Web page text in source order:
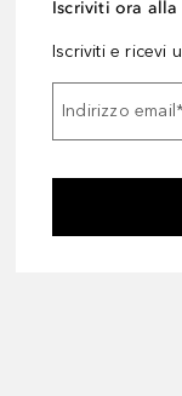
Iscriviti ora
Iscriviti e ricevi
Indirizzo email *